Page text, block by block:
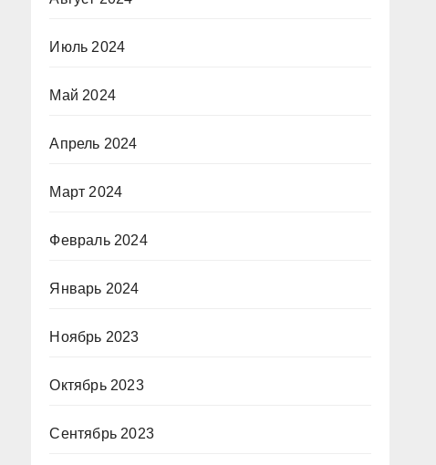
Июль 2024
Май 2024
Апрель 2024
Март 2024
Февраль 2024
Январь 2024
Ноябрь 2023
Октябрь 2023
Сентябрь 2023